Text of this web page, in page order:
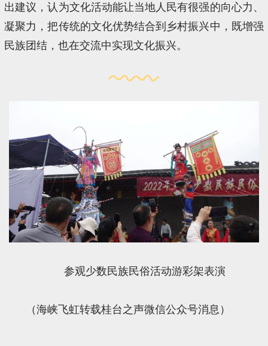
出建议，认为文化活动能让当地人民有很强的向心力、
凝聚力，把传统的文化优势结合到乡村振兴中，既增强
民族团结，也在交流中实现文化振兴。
参观少数民族民俗活动游彩架表演
（海峡飞虹转载桂台之声微信公众号消息）